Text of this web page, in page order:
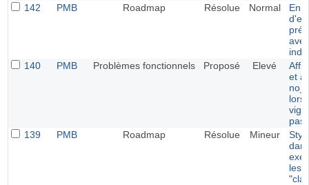
142
PMB Roadmap Résolue Normal
En
140
PMB Problèmes fonctionnels Proposé Elevé
et
pas
139
PMB Roadmap Résolue Mineur
les